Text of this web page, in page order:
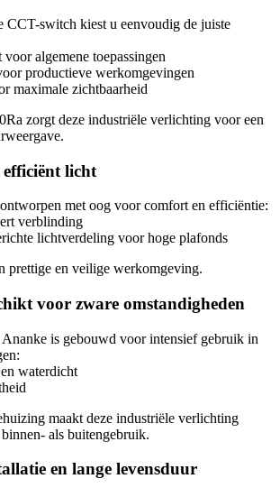
CCT-switch kiest u eenvoudig de juiste
algemene toepassingen
productieve werkomgevingen
maximale zichtbaarheid
zorgt deze industriële verlichting voor een
licht
met oog voor comfort en efficiëntie:
verblinding
lichtverdeling voor hoge plafonds
prettige en veilige werkomgeving.
voor zware omstandigheden
is gebouwd voor intensief gebruik in
waterdicht
maakt deze industriële verlichting
als buitengebruik.
en lange levensduur